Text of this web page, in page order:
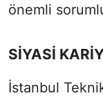
önemli
SİYASİ
İstanbul